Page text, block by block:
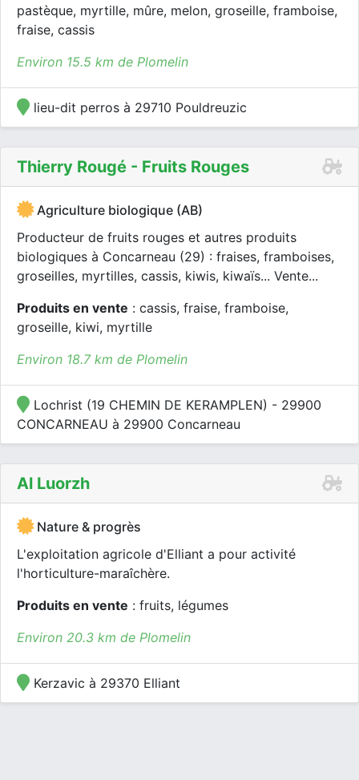
pastèque, myrtille, mûre, melon, groseille, framboise,
fraise, cassis
Environ 15.5 km de Plomelin
lieu-dit perros à 29710 Pouldreuzic
Thierry Rougé - Fruits Rouges
Agriculture biologique (AB)
Producteur de fruits rouges et autres produits
biologiques à Concarneau (29) : fraises, framboises,
groseilles, myrtilles, cassis, kiwis, kiwaïs... Vente...
Produits en vente : cassis, fraise, framboise,
groseille, kiwi, myrtille
Environ 18.7 km de Plomelin
Lochrist (19 CHEMIN DE KERAMPLEN) - 29900
CONCARNEAU à 29900 Concarneau
Al Luorzh
Nature & progrès
L'exploitation agricole d'Elliant a pour activité
l'horticulture-maraîchère.
Produits en vente : fruits, légumes
Environ 20.3 km de Plomelin
Kerzavic à 29370 Elliant